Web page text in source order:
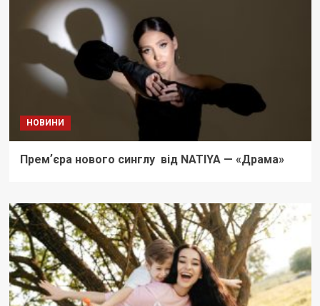
НОВИНИ
Премʼєра нового синглу від NATIYA — «Драма»